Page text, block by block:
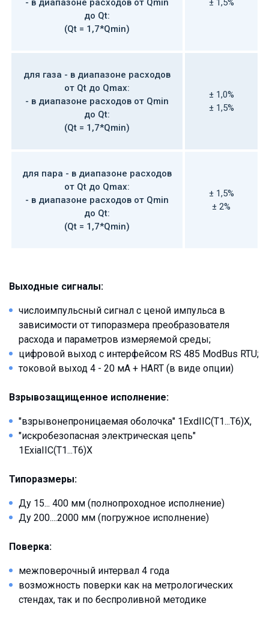
- в диапазоне расходов от Qmin
до Qt:
(Qt = 1,7*Qmin)
± 1,5%
для газа - в диапазоне расходов
от Qt до Qmax:
- в диапазоне расходов от Qmin
до Qt:
(Qt = 1,7*Qmin)
± 1,0%
± 1,5%
для пара - в диапазоне расходов
от Qt до Qmax:
- в диапазоне расходов от Qmin
до Qt:
(Qt = 1,7*Qmin)
± 1,5%
± 2%
Выходные сигналы:
числоимпульсный сигнал с ценой импульса в
зависимости от типоразмера преобразователя
расхода и параметров измеряемой среды;
цифровой выход с интерфейсом RS 485 ModBus RTU;
токовой выход 4 - 20 мА + HART (в виде опции)
Взрывозащищенное исполнение:
"взрывонепроницаемая оболочка" 1ExdIIC(Т1...T6)Х,
"искробезопасная электрическая цепь"
1ExiaIIC(T1...T6)X
Типоразмеры:
Ду 15... 400 мм (полнопроходное исполнение)
Ду 200....2000 мм (погружное исполнение)
Поверка:
межповерочный интервал 4 года
возможность поверки как на метрологических
стендах, так и по беспроливной методике